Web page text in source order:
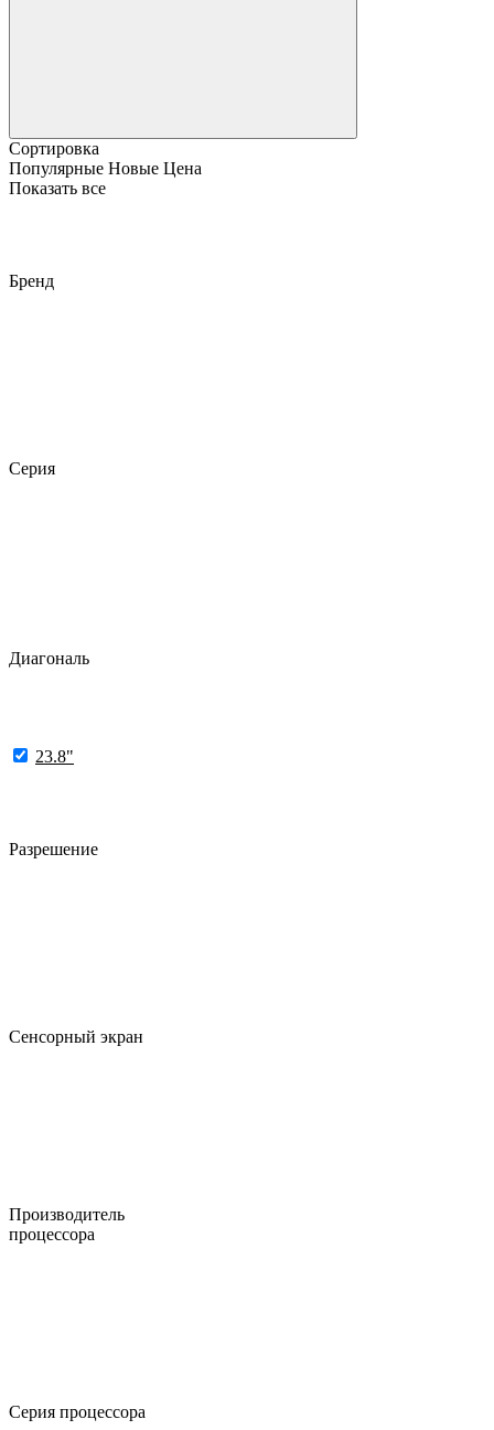
Сортировка
Популярные Новые Цена
Показать все
Бренд
Серия
Диагональ
23.8"
Разрешение
Сенсорный экран
Производитель
процессора
Серия процессора